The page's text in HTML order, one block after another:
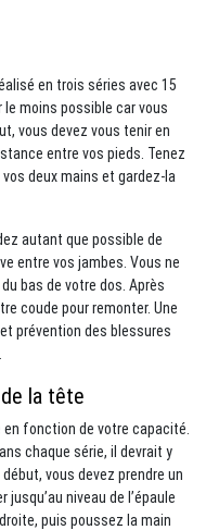
en trois séries avec 15
moins possible car vous
vous devez vous tenir en
entre vos pieds. Tenez
deux mains et gardez-la
autant que possible de
entre vos jambes. Vous ne
bas de votre dos. Après
coude pour remonter. Une
prévention des blessures
la tête
fonction de votre capacité.
chaque série, il devrait y
vous devez prendre un
niveau de l’épaule
puis poussez la main